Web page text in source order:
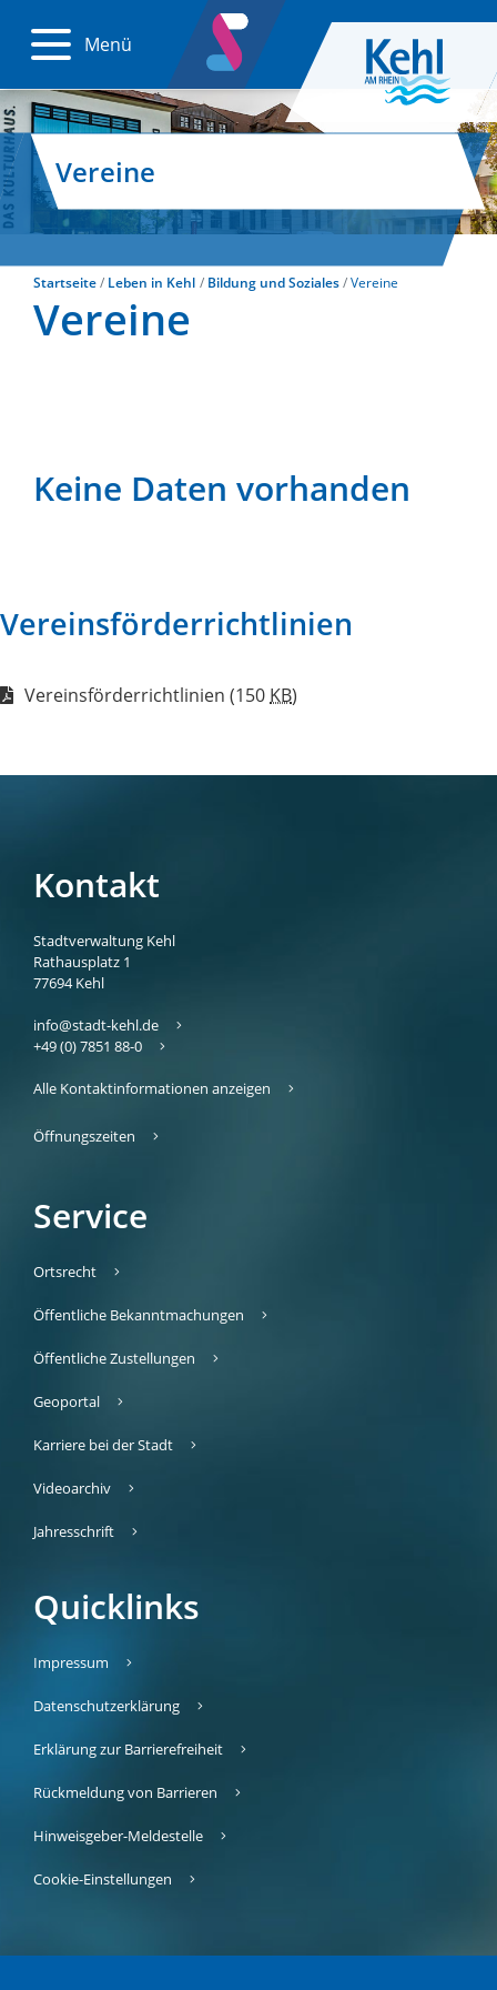
Menü
Vereine
Startseite Leben in Kehl Bildung und Soziales Vereine
Vereine
Keine Daten vorhanden
Vereinsförderrichtlinien
Vereinsförderrichtlinien (150 KB)
Kontakt
Stadtverwaltung Kehl
Rathausplatz 1
77694 Kehl
info@stadt-kehl.de
+49 (0) 7851 88-0
Alle Kontaktinformationen anzeigen
Öffnungszeiten
Service
Ortsrecht
Öffentliche Bekanntmachungen
Öffentliche Zustellungen
Geoportal
Karriere bei der Stadt
Videoarchiv
Jahresschrift
Quicklinks
Impressum
Datenschutzerklärung
Erklärung zur Barrierefreiheit
Rückmeldung von Barrieren
Hinweisgeber-Meldestelle
Cookie-Einstellungen